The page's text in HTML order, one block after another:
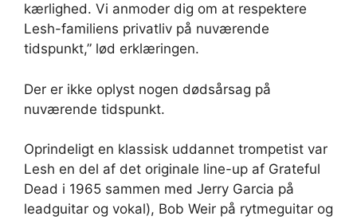
kærlighed. Vi anmoder dig om at respektere
Lesh-familiens privatliv på nuværende
tidspunkt,” lød erklæringen.
Der er ikke oplyst nogen dødsårsag på
nuværende tidspunkt.
Oprindeligt en klassisk uddannet trompetist var
Lesh en del af det originale line-up af Grateful
Dead i 1965 sammen med Jerry Garcia på
leadguitar og vokal), Bob Weir på rytmeguitar og